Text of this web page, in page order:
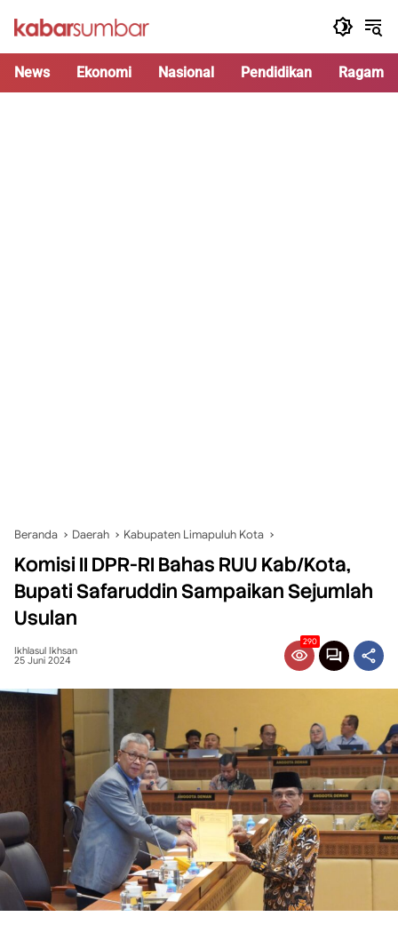
News Ekonomi Nasional Pendidikan Ragam
Beranda Daerah Kabupaten Limapuluh Kota
Komisi II DPR-RI Bahas RUU Kab/Kota,
Bupati Safaruddin Sampaikan Sejumlah
Usulan
Ikhlasul Ikhsan
25 Juni 2024
290